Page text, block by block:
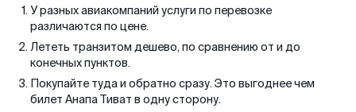
У разных авиакомпаний услуги по перевозке
различаются по цене.
Лететь транзитом дешево, по сравнению от и до
конечных пунктов.
Покупайте туда и обратно сразу. Это выгоднее чем
билет Анапа Тиват в одну сторону.